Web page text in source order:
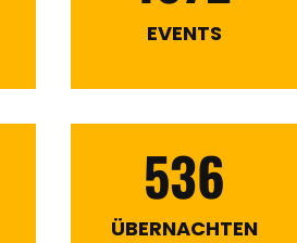
EVENTS
536
ÜBERNACHTEN